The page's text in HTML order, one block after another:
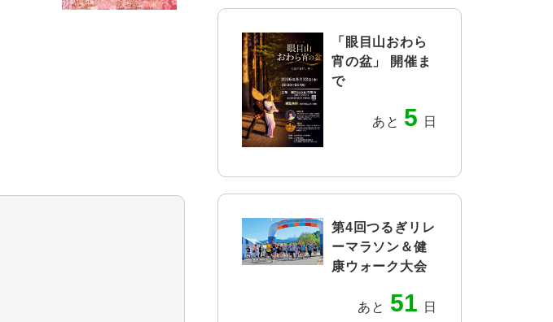
「眼目山おわら
宵の盆」 開催ま
で
あと 5 日
第4回つるぎリレ
ーマラソン＆健
康ウォーク大会
あと 51 日